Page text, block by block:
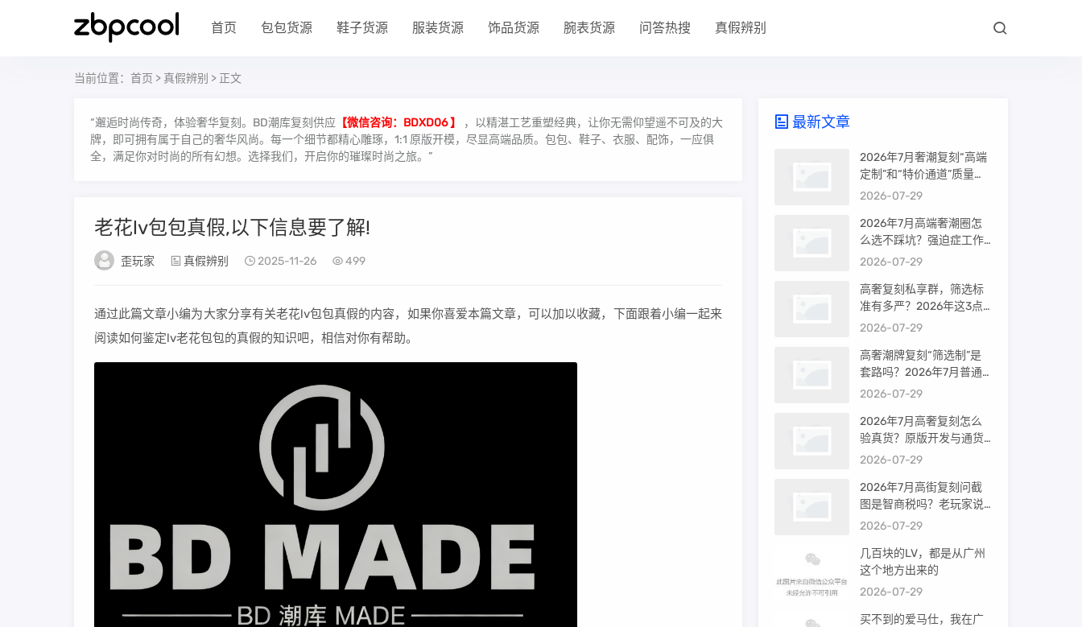
首页 包包货源 鞋子货源 服装货源 饰品货源 腕表货源 问答热搜 真假辨别
当前位置： 首页 > 真假辨别 > 正文
“邂逅时尚传奇，体验奢华复刻。BD潮库复刻供应 【微信咨询：BDXD06 】
，以精湛工艺重塑经典，让你无需仰望遥不可及的大
牌，即可拥有属于自己的奢华风尚。每一个细节都精心雕琢，1:1 原版开模，尽显高端品质。包包、鞋子、衣服、配饰，一应俱
全，满足你对时尚的所有幻想。选择我们，开启你的璀璨时尚之旅。”
老花lv包包真假,以下信息要了解!
歪玩家 真假辨别 2025-11-26 499
通过此篇文章小编为大家分享有关老花lv包包真假的内容，如果你喜爱本篇文章，可以加以收藏，下面跟着小编一起来
阅读如何鉴定lv老花包包的真假的知识吧，相信对你有帮助。
最新文章
2026年7月奢潮复刻“高端
定制”和“特价通道”质量差
很多吗？内行人说出真相
2026-07-29
2026年7月高端奢潮圈怎
么选不踩坑？强迫症工作
室的筛选机制是真相还是
2026-07-29
高奢复刻私享群，筛选标
准有多严？2026年这3点
才是真相
2026-07-29
高奢潮牌复刻“筛选制”是
套路吗？2026年7月普通
买家能进高端群吗？
2026-07-29
2026年7月高奢复刻怎么
验真货？原版开发与通货
差距到底多大
2026-07-29
2026年7月高街复刻问截
图是智商税吗？老玩家说
出真相
2026-07-29
几百块的LV，都是从广州
这个地方出来的
2026-07-29
买不到的爱马仕，我在广